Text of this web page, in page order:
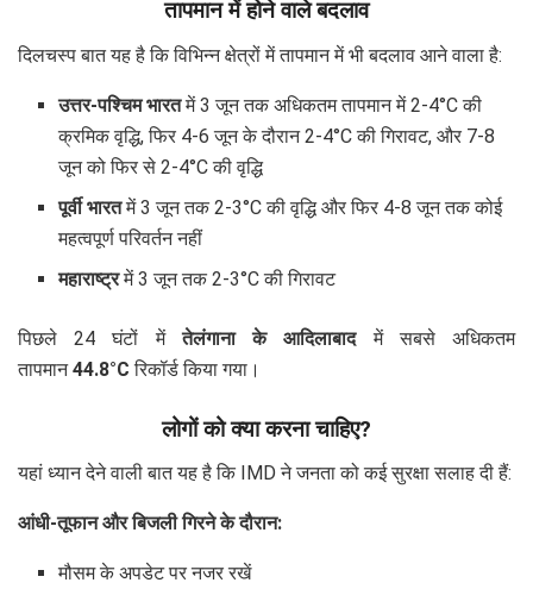
तापमान में होने वाले बदलाव
दिलचस्प बात यह है कि विभिन्न क्षेत्रों में तापमान में भी बदलाव आने वाला है:
उत्तर-पश्चिम भारतमें 3 जून तक अधिकतम तापमान में 2-4°C की
क्रमिक वृद्धि, फिर 4-6 जून के दौरान 2-4°C की गिरावट, और 7-8
जून को फिर से 2-4°C की वृद्धि
पूर्वी भारतमें 3 जून तक 2-3°C की वृद्धि और फिर 4-8 जून तक कोई
महत्वपूर्ण परिवर्तन नहीं
महाराष्ट्रमें 3 जून तक 2-3°C की गिरावट
पिछले 24 घंटों मेंतेलंगाना के आदिलाबादमें सबसे अधिकतम
तापमान44.8°C रिकॉर्ड किया गया।
लोगों को क्या करना चाहिए?
यहां ध्यान देने वाली बात यह है कि IMD ने जनता को कई सुरक्षा सलाह दी हैं:
आंधी-तूफान और बिजली गिरने के दौरान:
मौसम के अपडेट पर नजर रखें